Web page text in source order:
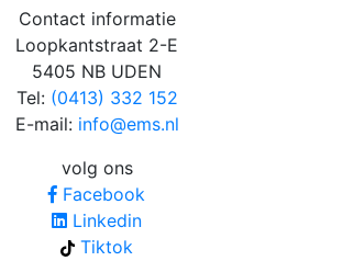
Contact informatie
Loopkantstraat 2-E
5405 NB UDEN
Tel: (0413) 332 152
E-mail: info@ems.nl
volg ons
Facebook
Linkedin
Tiktok